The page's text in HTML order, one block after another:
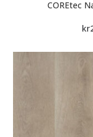
COREtec
kr